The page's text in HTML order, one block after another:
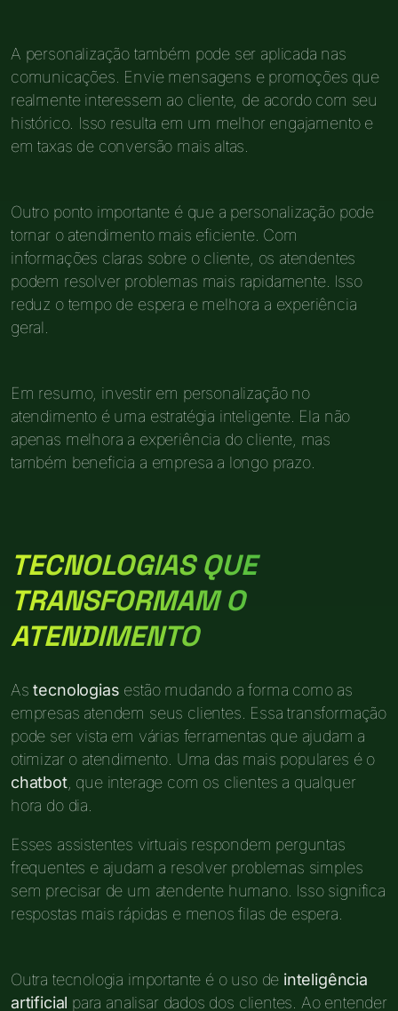
A personalização também pode ser aplicada nas
comunicações. Envie mensagens e promoções que
realmente interessem ao cliente, de acordo com seu
histórico. Isso resulta em um melhor engajamento e
em taxas de conversão mais altas.
Outro ponto importante é que a personalização pode
tornar o atendimento mais eficiente. Com
informações claras sobre o cliente, os atendentes
podem resolver problemas mais rapidamente. Isso
reduz o tempo de espera e melhora a experiência
geral.
Em resumo, investir em personalização no
atendimento é uma estratégia inteligente. Ela não
apenas melhora a experiência do cliente, mas
também beneficia a empresa a longo prazo.
TECNOLOGIAS QUE
TRANSFORMAM O
ATENDIMENTO
Astecnologias estão mudando a forma como as
empresas atendem seus clientes. Essa transformação
pode ser vista em várias ferramentas que ajudam a
otimizar o atendimento. Uma das mais populares é o
chatbot, que interage com os clientes a qualquer
hora do dia.
Esses assistentes virtuais respondem perguntas
frequentes e ajudam a resolver problemas simples
sem precisar de um atendente humano. Isso significa
respostas mais rápidas e menos filas de espera.
Outra tecnologia importante é o uso de inteligência
artificial para analisar dados dos clientes. Ao entender